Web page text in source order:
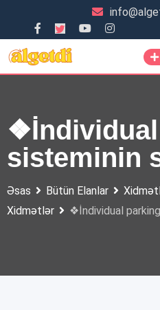
content
sisteminin
Əsas Bütün Elanlar
Xidmətlər
❖İndividual